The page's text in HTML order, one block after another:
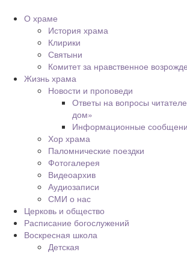
О храме
История храма
Клирики
Святыни
Комитет за нравственное
Жизнь храма
Новости и проповеди
Ответы на вопросы
дом»
Информационные
Хор храма
Паломнические поездки
Фотогалерея
Видеоархив
Аудиозаписи
СМИ о нас
Церковь и общество
Расписание богослужений
Воскресная школа
Детская